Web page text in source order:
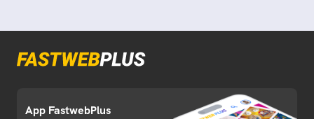
App FastwebPlus